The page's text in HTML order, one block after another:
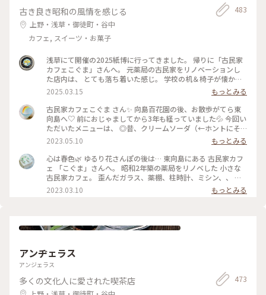
古き良き昭和の風情を感じる
上野・浅草・御徒町・谷中
カフェ, スイーツ・お菓子
483
浅草にて開催の2025紙博に行ってきました。 帰りに「古民家
カフェこぐま」さんへ。 元薬局の古民家をリノベーションし
た店内は、 とても落ち着いた感じ。 学校の机＆椅子が懐かし
いかった！ 食事とスイーツで悩みましたが、 今回はランチ兼
ディナーとして焼きオムライス。 卵の下にチーズが入ってい
て、美味しかったです。 次はスイーツをいただきたいな〜 #曳
舟 #東向島 #古民家カフェ #スカイツリー
2025.03.15
もっとみる
古民家カフェこぐま さん✨ 向島百花園の後、お散歩がてら東
向島へ♡ 前におじゃましてから3年も経っていました💦 今回い
ただいたメニューは、 ◎昔、クリームソーダ（←ホントにそ
ういう名前） ◎焼きカレー ここに来ると頼みたくなるクリー
ムソーダ（笑） （前回も投稿していた😂） そしてお初の焼き
カレー旨しです！🍛 * 相変わらずレトロ感溢れ、ダウンライト
が落ち着きます。 ポイントカードをもらったので、 また訪問
したいと思います🧸💕 #こぐま #古民家カフェ #レトロ #もと
薬局 #ランチ #スイーツ食べてないよ #私のことりっぷ旅 #レ
トロな街 #ひとりカフェ部
2023.05.10
もっとみる
心は春色🌿 ゆるり花さんぽの後は… 東向島にある 古民家カフ
ェ 「こぐま」さんへ。 昭和2年築の薬局をリノベした 小さな
古民家カフェ。 歪んだガラス、薬棚、柱時計、ミシン、、 古
いものと、学校の机と椅子などなど… なんともノスタルジック
な店内で あんみつ玉と ジャスミン茶、 ショコラと珈琲のタル
た。 #心は春色#東向島#こぐま#古民家カフェ#東京カフェ#ゆ
2023.03.10 もっとみる
アンヂェラス
アンジェラス
多くの文化人に愛された喫茶店 473